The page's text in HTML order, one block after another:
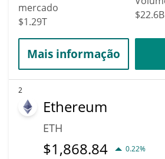
mercado
$1.29T
$22.6B
Mais informação
2
Ethereum
ETH
$1,868.84 0.22%